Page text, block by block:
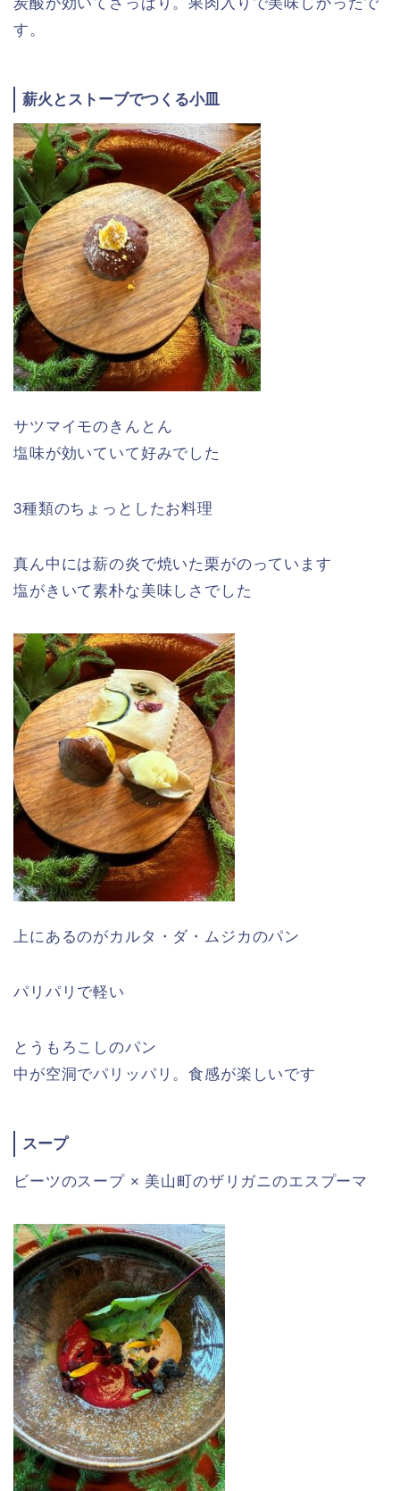
す。
薪火とストーブでつくる小皿
サツマイモのきんとん
塩味が効いていて好みでした
3種類のちょっとしたお料理
真ん中には薪の炎で焼いた栗がのっています
塩がきいて素朴な美味しさでした
上にあるのがカルタ・ダ・ムジカのパン
パリパリで軽い
とうもろこしのパン
中が空洞でパリッパリ。食感が楽しいです
スープ
ビーツのスープ × 美山町のザリガニのエスプーマ